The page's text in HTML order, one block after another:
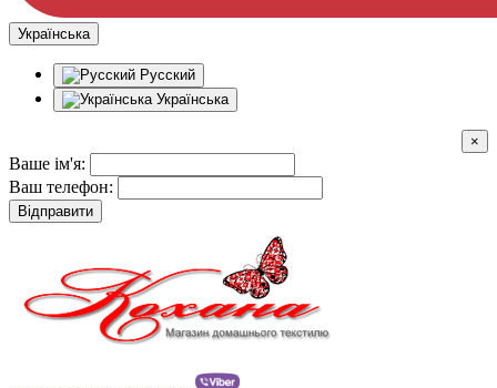
Українська
Русский
Українська
×
Ваше ім'я:
Ваш телефон:
Відправити